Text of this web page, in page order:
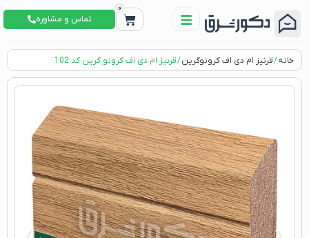
0
تماس و مشاوره
خانه/قرنیز ام دی اف کرونوگرین/ قرنیز ام دی اف کرونو گرین کد 102